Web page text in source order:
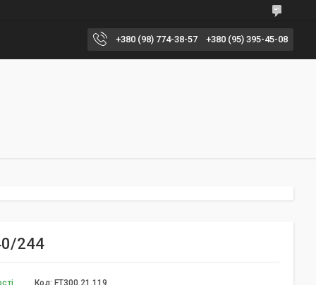
+380 (98) 774-38-57 +380 (95) 395-45-08
244
Код: FT300.21.119